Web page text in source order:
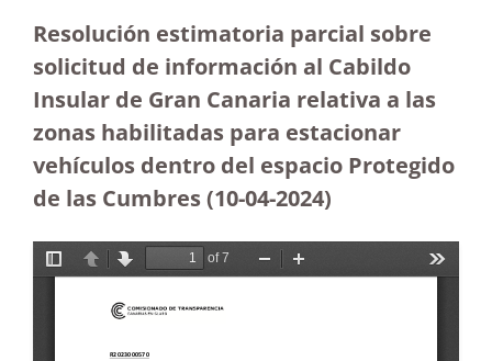
Resolución estimatoria parcial sobre
solicitud de información al Cabildo
Insular de Gran Canaria relativa a las
zonas habilitadas para estacionar
vehículos dentro del espacio Protegido
de las Cumbres(10-04-2024)